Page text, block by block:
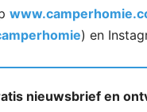
) en
nieuwsbrief en